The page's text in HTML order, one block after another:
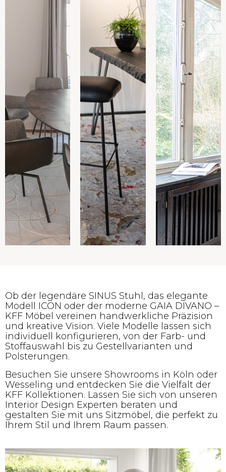
Ob der legendäre SINUS Stuhl, das elegante
Modell ICON oder der moderne GAIA DIVANO –
KFF Möbel vereinen handwerkliche Präzision
und kreative Vision. Viele Modelle lassen sich
individuell konfigurieren, von der Farb- und
Stoffauswahl bis zu Gestellvarianten und
Polsterungen.
Besuchen Sie unsere Showrooms in Köln oder
Wesseling und entdecken Sie die Vielfalt der
KFF Kollektionen. Lassen Sie sich von unseren
Interior Design Experten beraten und
gestalten Sie mit uns Sitzmöbel, die perfekt zu
Ihrem Stil und Ihrem Raum passen.